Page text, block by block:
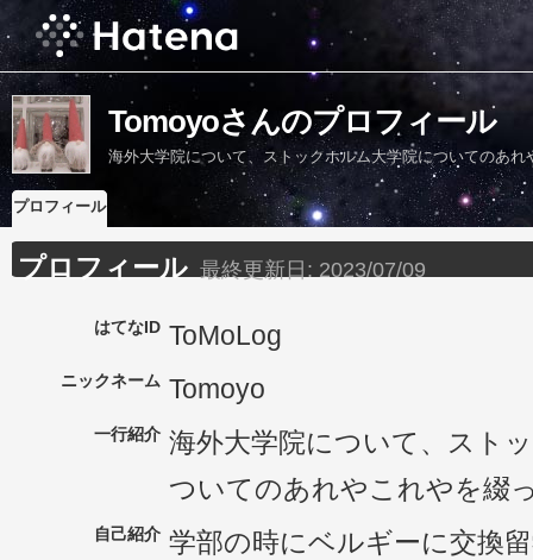
Tomoyoさんのプロフィール
海外大学院について、ストックホルム大学院についてのあ
プロフィール
プロフィール 最終更新日: 2023/07/09
はてなID ToMoLog
ニックネーム Tomoyo
一行紹介 海外大学院について、スト
ついてのあれやこれやを綴
自己紹介 学部の時にベルギーに交換